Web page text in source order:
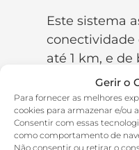
Gerir o
Para fornecer as melhores
cookies para armazenar e/ou
Consentir com essas
como comportamento de
Não consentir ou retirar o
Este sistema
conectividade
até 1 km, e de
assumindo-
alternativa às
tradicionais,
comunicação